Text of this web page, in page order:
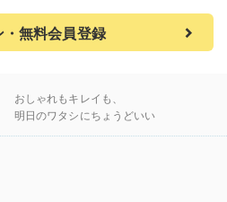
・無料会員登録
おしゃれもキレイも、
明日のワタシにちょうどいい